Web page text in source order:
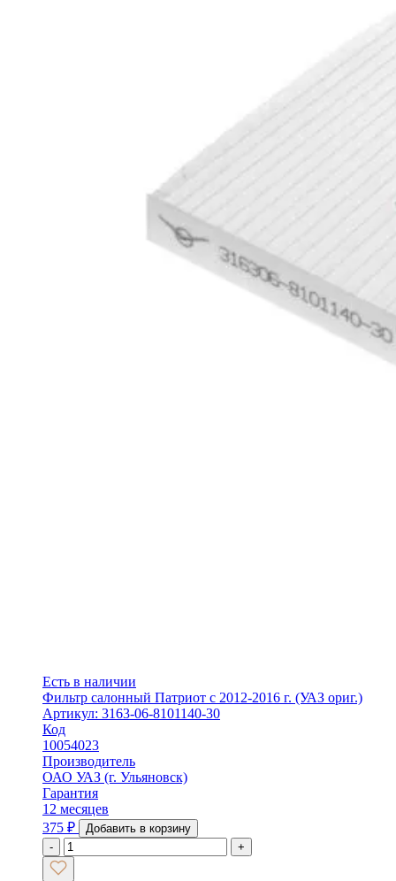
Есть в наличии
Фильтр салонный Патриот с 2012-2016 г. (УАЗ ориг.)
Артикул: 3163-06-8101140-30
Код
10054023
Производитель
ОАО УАЗ (г. Ульяновск)
Гарантия
12 месяцев
375 ₽
Добавить в корзину
-
+